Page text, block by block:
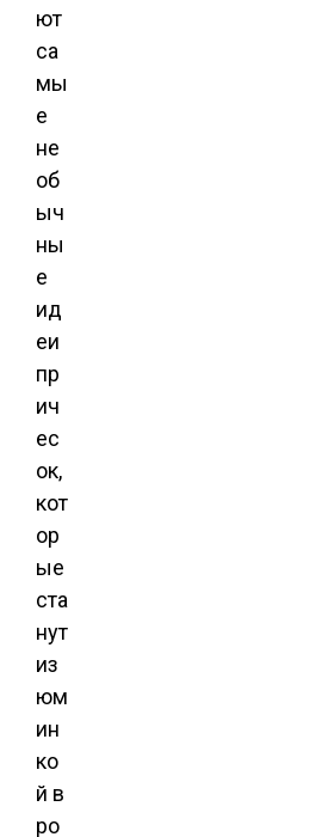
ют
са
мы
е
не
об
ыч
ны
е
ид
еи
пр
ич
ес
ок,
кот
ор
ые
ста
нут
из
юм
ин
ко
й в
ро